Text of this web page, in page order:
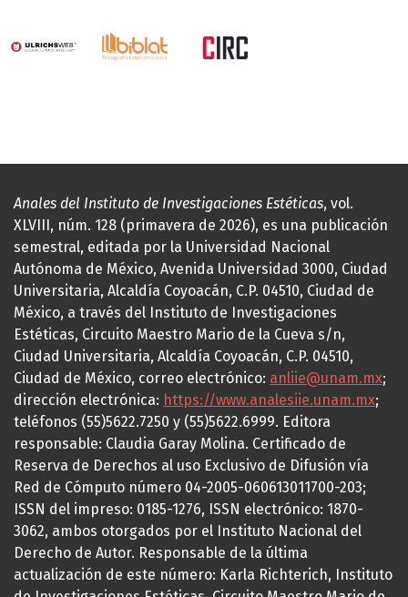
Anales del Instituto de Investigaciones Estéticas, vol.
XLVIII, núm. 128 (primavera de 2026), es una publicación
semestral, editada por la Universidad Nacional
Autónoma de México, Avenida Universidad 3000, Ciudad
Universitaria, Alcaldía Coyoacán, C.P. 04510, Ciudad de
México, a través del Instituto de Investigaciones
Estéticas, Circuito Maestro Mario de la Cueva s/n,
Ciudad Universitaria, Alcaldía Coyoacán, C.P. 04510,
Ciudad de México, correo electrónico: anliie@unam.mx;
dirección electrónica: https://www.analesiie.unam.mx;
teléfonos (55)5622.7250 y (55)5622.6999. Editora
responsable: Claudia Garay Molina. Certificado de
Reserva de Derechos al uso Exclusivo de Difusión vía
Red de Cómputo número 04-2005-060613011700-203;
ISSN del impreso: 0185-1276, ISSN electrónico: 1870-
3062, ambos otorgados por el Instituto Nacional del
Derecho de Autor. Responsable de la última
actualización de este número: Karla Richterich, Instituto